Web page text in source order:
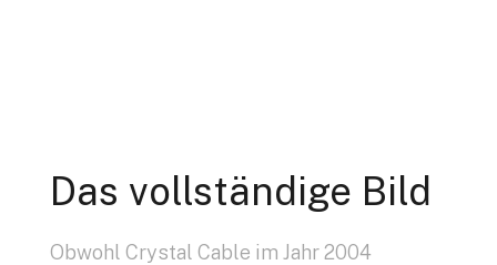
Das vollständige Bild
Obwohl Crystal Cable im Jahr 2004